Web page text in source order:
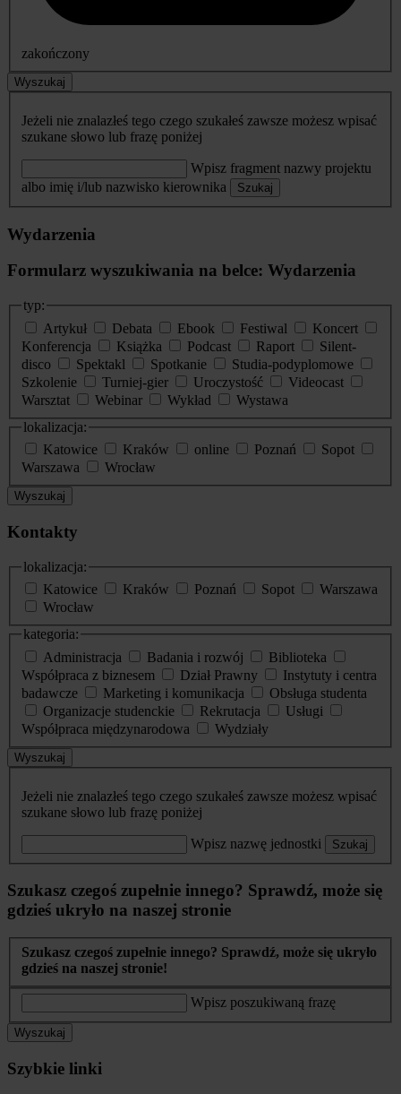
zakończony
Wyszukaj
Jeżeli nie znalazłeś tego czego szukałeś zawsze możesz wpisać
szukane słowo lub frazę poniżej
Wpisz fragment nazwy projektu
albo imię i/lub nazwisko kierownika
Szukaj
Wydarzenia
Formularz wyszukiwania na belce: Wydarzenia
typ:
Artykuł
Debata Ebook Festiwal
Koncert
Konferencja
Książka Podcast Raport
Silent-
disco
Spektakl Spotkanie
Studia-podyplomowe
Szkolenie
Turniej-gier Uroczystość
Videocast
Warsztat
Webinar Wykład
Wystawa
lokalizacja:
Katowice
Kraków online Poznań
Sopot
Warszawa
Wrocław
Wyszukaj
Kontakty
lokalizacja:
Katowice
Kraków Poznań Sopot
Warszawa
Wrocław
kategoria:
Administracja
Badania i rozwój
Biblioteka
Współpraca z biznesem
Dział Prawny
Instytuty i centra
badawcze
Marketing i komunikacja
Obsługa studenta
Organizacje studenckie
Rekrutacja
Usługi
Współpraca międzynarodowa
Wydziały
Wyszukaj
Jeżeli nie znalazłeś tego czego szukałeś zawsze możesz wpisać
szukane słowo lub frazę poniżej
Wpisz nazwę jednostki Szukaj
Szukasz czegoś zupełnie innego? Sprawdź, może się
gdzieś ukryło na naszej stronie
Szukasz czegoś zupełnie innego? Sprawdź, może się ukryło
gdzieś na naszej stronie!
Wpisz poszukiwaną frazę
Wyszukaj
Szybkie linki